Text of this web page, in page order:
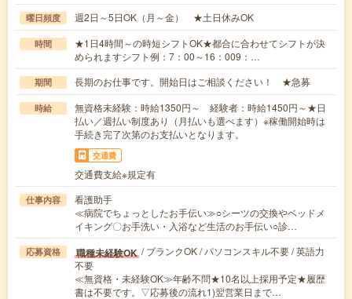
曜日頻度 週2日～5日OK（月～金） ★土日休みOK
時間
★1日4時間～の時短シフトOK★都合に合わせてシフトが決
められますシフト例：7：00～16：009：…
期間 長期のお仕事です。開始日はご相談ください！ ★急募
時給
無資格未経験：時給1350円～ 経験者：時給1450円～★日
払い／週払い制度あり（月払いも選べます）※稼働開始時は
手続き完了次第のお支払いとなります。
交通費
交通費支給※規定有
仕事内容
看護助手
≪病院でちょっとしたお手伝い≫○シーツの交換やベッドメ
イキング〇お手洗い・入浴など生活のお手伝い○診…
応募資格 職種未経験OK / ブランクOK / パソコンスキル不要 / 英語力
不要
≪無資格・未経験OK≫年齢不問★10名以上採用予定★履歴
書は不要です。▽応募後の流れ1)翌営業日まで…